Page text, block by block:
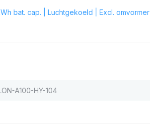
bat. cap. | Luchtgekoeld | Excl. omvormer
A100-HY-104